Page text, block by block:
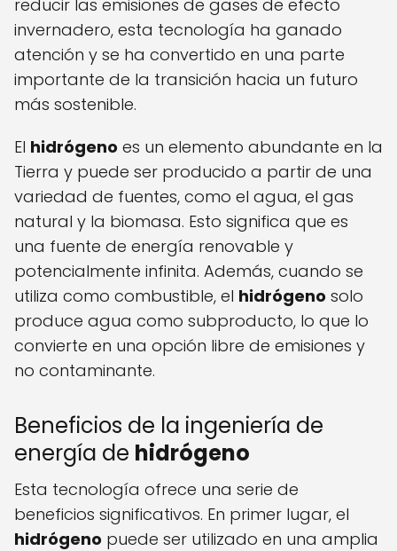
reducir las emisiones de gases de efecto
invernadero, esta tecnología ha ganado
atención y se ha convertido en una parte
importante de la transición hacia un futuro
más sostenible.
El hidrógeno es un elemento abundante en la
Tierra y puede ser producido a partir de una
variedad de fuentes, como el agua, el gas
natural y la biomasa. Esto significa que es
una fuente de energía renovable y
potencialmente infinita. Además, cuando se
utiliza como combustible, el hidrógeno solo
produce agua como subproducto, lo que lo
convierte en una opción libre de emisiones y
no contaminante.
Beneficios de la ingeniería de
energía de hidrógeno
Esta tecnología ofrece una serie de
beneficios significativos. En primer lugar, el
hidrógeno puede ser utilizado en una amplia